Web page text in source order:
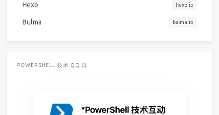
Hexo hexo.io
Bulma bulma.io
POWERSHELL 技术 QQ 群